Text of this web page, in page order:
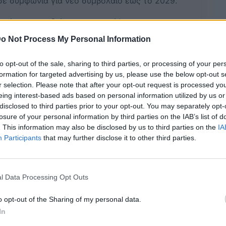
Not Process My Personal Information
opt-out of the sale, sharing to third parties, or processing of your
for targeted advertising by us, please use the below opt-out
selection. Please note that after your opt-out request is processed
interest-based ads based on personal information utilized by us
to third parties prior to your opt-out. You may separately
of your personal information by third parties on the IAB’s list of
This information may also be disclosed by us to third parties on the
Participants that may further disclose it to other third parties.
Data Processing Opt Outs
opt-out of the Sharing of my personal data.
και επιδιώκει μακροπρόθεσμη
που οδήγησε την ομάδα στην
Bluesky Email Copy Link
Ελλάδα προκειμένου να
συμβολαίου του με την
επιτυχημένης συνεργασίας του
πάγκο της Ένωσης εξελίχθηκε ιδανικά, καθώς